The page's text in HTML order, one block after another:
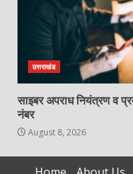
उत्तराखंड
साइबर अपराध नियंत्रण व
नंबर
August 8, 2026